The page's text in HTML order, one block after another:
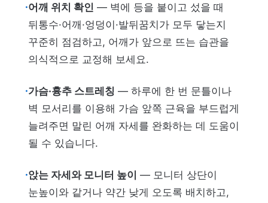
·어깨 위치 확인 — 벽에 등을 붙이고 섰을 때
뒤통수·어깨·엉덩이·발뒤꿈치가 모두 닿는지
꾸준히 점검하고, 어깨가 앞으로 뜨는 습관을
의식적으로 교정해 보세요.
·가슴·흉추 스트레칭 — 하루에 한 번 문틀이나
벽 모서리를 이용해 가슴 앞쪽 근육을 부드럽게
늘려주면 말린 어깨 자세를 완화하는 데 도움이
될 수 있습니다.
·앉는 자세와 모니터 높이 — 모니터 상단이
눈높이와 같거나 약간 낮게 오도록 배치하고,